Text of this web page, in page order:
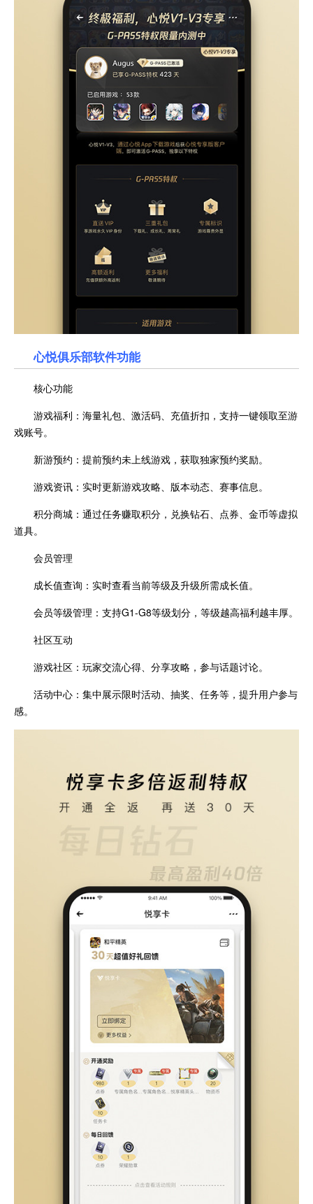
心悦俱乐部软件功能
核心功能
游戏福利：海量礼包、激活码、充值折扣，支持一键领取至游
戏账号。
新游预约：提前预约未上线游戏，获取独家预约奖励。
游戏资讯：实时更新游戏攻略、版本动态、赛事信息。
积分商城：通过任务赚取积分，兑换钻石、点券、金币等虚拟
道具。
会员管理
成长值查询：实时查看当前等级及升级所需成长值。
会员等级管理：支持G1-G8等级划分，等级越高福利越丰厚。
社区互动
游戏社区：玩家交流心得、分享攻略，参与话题讨论。
活动中心：集中展示限时活动、抽奖、任务等，提升用户参与
感。